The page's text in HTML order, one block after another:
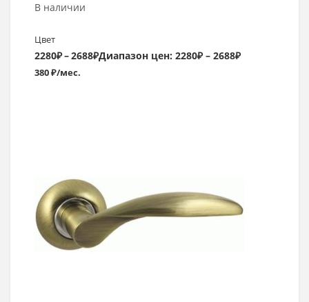
В наличии
Цвет
2280₽–2688₽Диапазон цен: 2280₽ – 2688₽
380 ₽/мес.